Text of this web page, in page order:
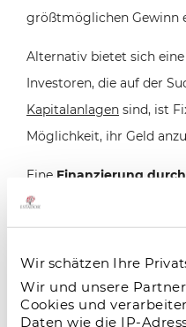
Wir schätzen Ihre
Wir und unsere
Cookies und
Daten wie die IP-
größtmöglichen Gewinn
Alternativ bietet sich eine
Investoren, die auf der
Kapitalanlagen sind, ist
Möglichkeit, ihr Geld
Eine Finanzierung
demgegenüber oftmals
vergeben derart flexible
dass Sie auch hier
nachweisen müssen, um
kommen.